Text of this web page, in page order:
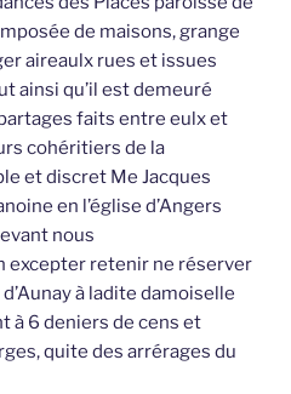
de maisons, grange
aireaulx rues et issues
ainsi qu’il est demeuré
faits entre eulx et
cohéritiers de la
et discret Me Jacques
en l’église d’Angers
nous
excepter retenir ne réserver
à ladite damoiselle
à 6 deniers de cens et
quite des arrérages du